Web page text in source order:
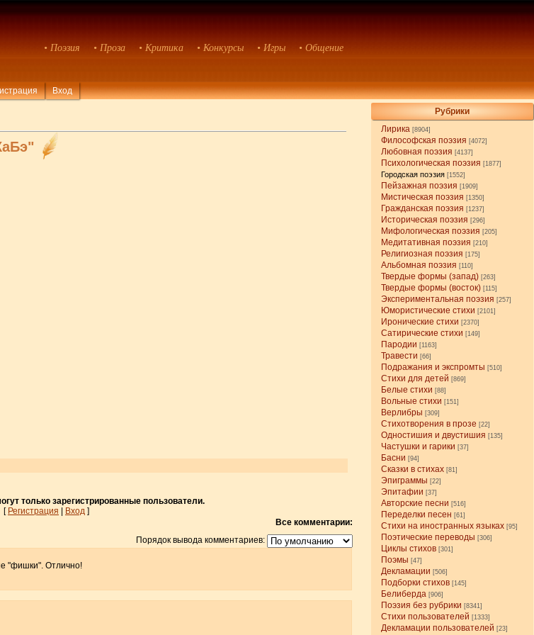
• Поэзия • Проза • Критика • Конкурсы • Игры • Общение
Вход
Рубрики
Лирика [8904]
Философская поэзия [4072]
Любовная поэзия [4137]
Психологическая поэзия [1877]
Городская поэзия [1552]
Пейзажная поэзия [1909]
Мистическая поэзия [1350]
Гражданская поэзия [1237]
Историческая поэзия [296]
Мифологическая поэзия [205]
Медитативная поэзия [210]
Религиозная поэзия [175]
Альбомная поэзия [110]
Твердые формы (запад) [263]
Твердые формы (восток) [115]
Экспериментальная поэзия [257]
Юмористические стихи [2101]
Иронические стихи [2370]
Сатирические стихи [149]
Пародии [1163]
Травести [66]
Подражания и экспромты [510]
Стихи для детей [869]
Белые стихи [88]
Вольные стихи [151]
Верлибры [309]
Стихотворения в прозе [22]
Одностишия и двустишия [135]
Частушки и гарики [37]
Басни [94]
Сказки в стихах [81]
Эпиграммы [22]
Эпитафии [37]
Авторские песни [516]
Переделки песен [61]
Стихи на иностранных языках [95]
Поэтические переводы [306]
Циклы стихов [301]
Поэмы [47]
Декламации [506]
Подборки стихов [145]
Белиберда [906]
Поэзия без рубрики [8341]
Стихи пользователей [1333]
Декламации пользователей [23]
только зарегистрированные пользователи.
[ Регистрация | Вход ]
Все комментарии:
Порядок вывода комментариев:
"фишки". Отлично!